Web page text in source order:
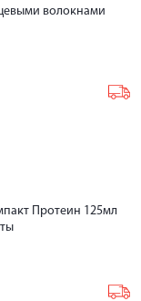
волокнами
Протеин 125мл